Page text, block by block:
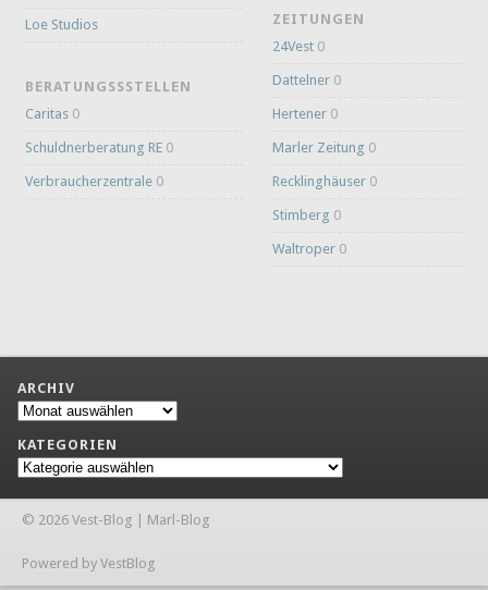
Loe Studios
BERATUNGSSSTELLEN
Caritas 0
Schuldnerberatung RE 0
Verbraucherzentrale 0
ZEITUNGEN
24Vest 0
Dattelner 0
Hertener 0
Marler Zeitung 0
Recklinghäuser 0
Stimberg 0
Waltroper 0
ARCHIV
Archiv
KATEGORIEN
Kategorien
© 2026 Vest-Blog | Marl-Blog
Powered by VestBlog